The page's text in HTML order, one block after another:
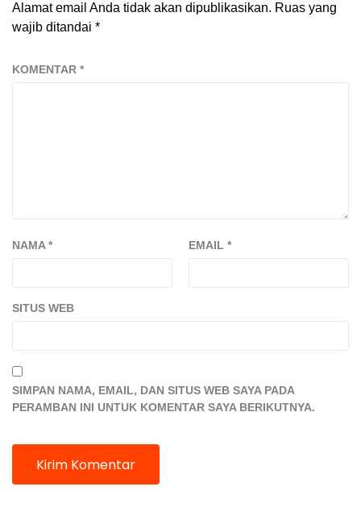
Alamat email Anda tidak akan dipublikasikan. Ruas yang
wajib ditandai *
KOMENTAR *
NAMA* EMAIL *
SITUS WEB
SIMPAN NAMA, EMAIL, DAN SITUS WEB SAYA PADA
PERAMBAN INI UNTUK KOMENTAR SAYA BERIKUTNYA.